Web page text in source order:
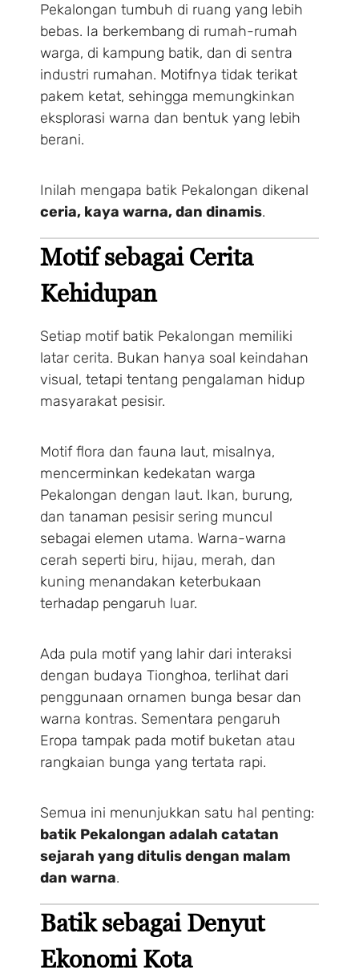
Pekalongan tumbuh di ruang yang lebih
bebas. Ia berkembang di rumah-rumah
warga, di kampung batik, dan di sentra
industri rumahan. Motifnya tidak terikat
pakem ketat, sehingga memungkinkan
eksplorasi warna dan bentuk yang lebih
berani.
Inilah mengapa batik Pekalongan dikenal
ceria, kaya warna, dan dinamis.
Motif sebagai Cerita
Kehidupan
Setiap motif batik Pekalongan memiliki
latar cerita. Bukan hanya soal keindahan
visual, tetapi tentang pengalaman hidup
masyarakat pesisir.
Motif flora dan fauna laut, misalnya,
mencerminkan kedekatan warga
Pekalongan dengan laut. Ikan, burung,
dan tanaman pesisir sering muncul
sebagai elemen utama. Warna-warna
cerah seperti biru, hijau, merah, dan
kuning menandakan keterbukaan
terhadap pengaruh luar.
Ada pula motif yang lahir dari interaksi
dengan budaya Tionghoa, terlihat dari
penggunaan ornamen bunga besar dan
warna kontras. Sementara pengaruh
Eropa tampak pada motif buketan atau
rangkaian bunga yang tertata rapi.
Semua ini menunjukkan satu hal penting:
batik Pekalongan adalah catatan
sejarah yang ditulis dengan malam
dan warna.
Batik sebagai Denyut
Ekonomi Kota